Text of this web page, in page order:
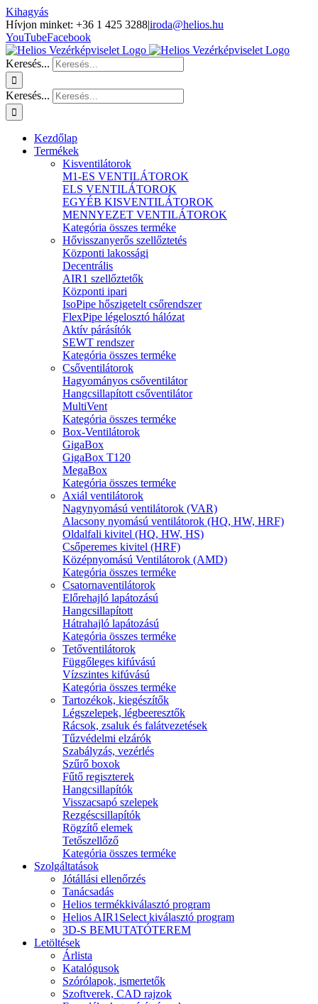
Kihagyás
Hívjon minket: +36 1 425 3288|iroda@helios.hu
YouTubeFacebook
Keresés...
Keresés...
Kezdőlap
Termékek
Kisventilátorok
M1-ES VENTILÁTOROK
ELS VENTILÁTOROK
EGYÉB KISVENTILÁTOROK
MENNYEZET VENTILÁTOROK
Kategória összes terméke
Hővisszanyerős szellőztetés
Központi lakossági
Decentrális
AIR1 szellőztetők
Központi ipari
IsoPipe hőszigetelt csőrendszer
FlexPipe légelosztó hálózat
Aktív párásítók
SEWT rendszer
Kategória összes terméke
Csőventilátorok
Hagyományos csőventilátor
Hangcsillapított csőventilátor
MultiVent
Kategória összes terméke
Box-Ventilátorok
GigaBox
GigaBox T120
MegaBox
Kategória összes terméke
Axiál ventilátorok
Nagynyomású ventilátorok (VAR)
Alacsony nyomású ventilátorok (HQ, HW, HRF)
Oldalfali kivitel (HQ, HW, HS)
Csőperemes kivitel (HRF)
Középnyomású Ventilátorok (AMD)
Kategória összes terméke
Csatornaventilátorok
Előrehajló lapátozású
Hangcsillapított
Hátrahajló lapátozású
Kategória összes terméke
Tetőventilátorok
Függőleges kifúvású
Vízszintes kifúvású
Kategória összes terméke
Tartozékok, kiegészítők
Légszelepek, légbeeresztők
Rácsok, zsaluk és falátvezetések
Tűzvédelmi elzárók
Szabályzás, vezérlés
Szűrő boxok
Fűtő regiszterek
Hangcsillapítók
Visszacsapó szelepek
Rezgéscsillapítók
Rögzítő elemek
Tetőszellőző
Kategória összes terméke
Szolgáltatások
Jótállási ellenőrzés
Tanácsadás
Helios termékkiválasztó program
Helios AIR1Select kiválasztó program
3D-S BEMUTATÓTEREM
Letöltések
Árlista
Katalógusok
Szórólapok, ismertetők
Szoftverek, CAD rajzok